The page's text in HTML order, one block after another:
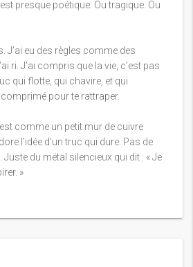
presque poétique. Ou tragique. Ou
J’ai eu des règles comme des
ri. J’ai compris que la vie, c’est pas
qui flotte, qui chavire, et qui
pour te rattraper.
est comme un petit mur de cuivre
l’idée d’un truc qui dure. Pas de
Juste du métal silencieux qui dit : « Je
»